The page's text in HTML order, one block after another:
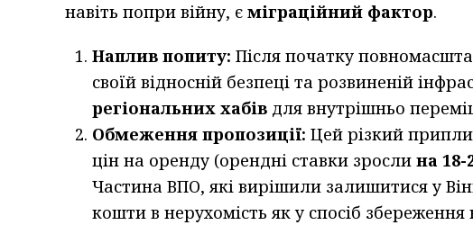
навіть попри війну, є міграційний фактор.
Наплив попиту: Після початку
своїй відносній безпеці та розвиненій
регіональних хабів для внутрішньо
Обмеження пропозиції: Цей різкий
цін на оренду (орендні ставки зросли на 18-
Частина ВПО, які вирішили залишитися у
кошти в нерухомість як у спосіб збереження